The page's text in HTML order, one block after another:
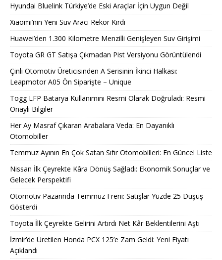
Hyundai Bluelink Türkiye’de Eski Araçlar İçin Uygun Değil
Xiaomi’nin Yeni Suv Aracı Rekor Kırdı
Huawei’den 1.300 Kilometre Menzilli Genişleyen Suv Girişimi
Toyota GR GT Satışa Çıkmadan Pist Versiyonu Görüntülendi
Çinli Otomotiv Üreticisinden A Serisinin İkinci Halkası:
Leapmotor A05 Ön Siparişte – Unique
Togg LFP Batarya Kullanımını Resmi Olarak Doğruladı: Resmi
Onaylı Bilgiler
Her Ay Masraf Çıkaran Arabalara Veda: En Dayanıklı
Otomobiller
Temmuz Ayının En Çok Satan Sıfır Otomobilleri: En Güncel Liste
Nissan İlk Çeyrekte Kâra Dönüş Sağladı: Ekonomik Sonuçlar ve
Gelecek Perspektifi
Otomotiv Pazarında Temmuz Freni: Satışlar Yüzde 25 Düşüş
Gösterdi
Toyota İlk Çeyrekte Gelirini Artırdı Net Kâr Beklentilerini Aştı
İzmir’de Üretilen Honda PCX 125’e Zam Geldi: Yeni Fiyatı
Açıklandı